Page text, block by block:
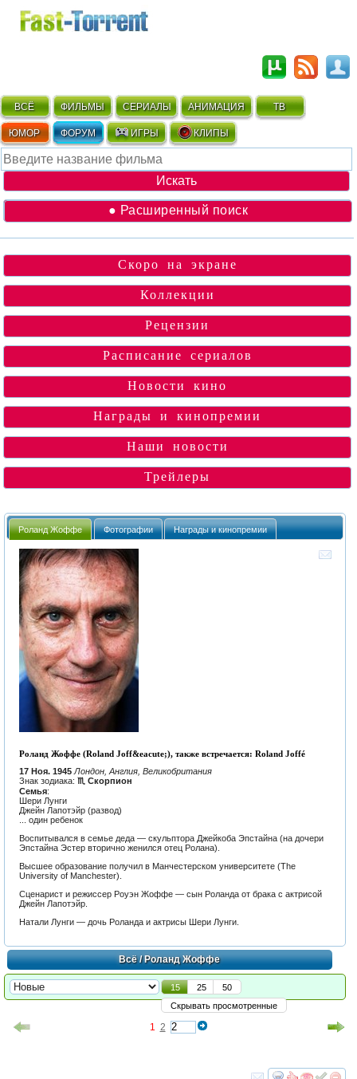
ВСЁ ФИЛЬМЫ СЕРИАЛЫ АНИМАЦИЯ ТВ
ЮМОР ФОРУМ ИГРЫ КЛИПЫ
● Расширенный поиск
Скоро на экране
Коллекции
Рецензии
Расписание сериалов
Новости кино
Награды и кинопремии
Наши новости
Трейлеры
Роланд Жоффе Фотографии Награды и кинопремии
Роланд Жоффе (Roland Joff&eacute;), также встречается: Roland Joffé
17 Ноя. 1945 Лондон, Англия, Великобритания
Знак зодиака: ♏ Скорпион
Семья:
Шери Лунги
Джейн Лапотэйр (развод)
... один ребенок
Воспитывался в семье деда — скульптора Джейкоба Эпстайна (на дочери
Эпстайна Эстер вторично женился отец Ролана).
Высшее образование получил в Манчестерском университете (The
University of Manchester).
Сценарист и режиссер Роуэн Жоффе — сын Роланда от брака с актрисой
Джейн Лапотэйр.
Натали Лунги — дочь Роланда и актрисы Шери Лунги.
Всё/ Роланд Жоффе
15 25
50
Скрывать просмотренные
1 2